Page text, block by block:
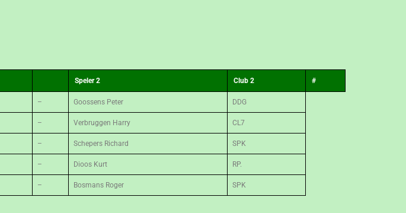
Speler 2 Club 2 #
– Goossens Peter DDG
– Verbruggen Harry CL7
– Schepers Richard SPK
– Dioos Kurt RP.
– Bosmans Roger SPK